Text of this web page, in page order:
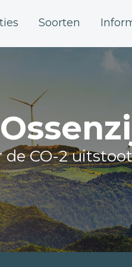
Soorten
CO-2